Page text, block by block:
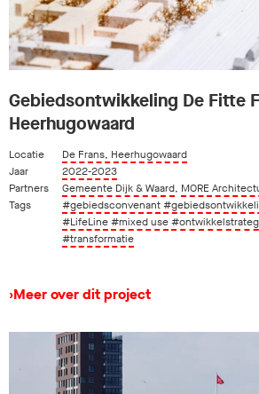
Gebiedsontwikkeling De Fitte
Heerhugowaard
Locatie
De Frans, Heerhugowaard
Jaar
2022-2023
Partners
Gemeente Dijk & Waard, MORE
Tags
#gebiedsconvenant
#LifeLine#mixed use
#transformatie
›Meer over dit project